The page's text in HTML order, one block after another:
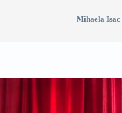
Mihaela Isac